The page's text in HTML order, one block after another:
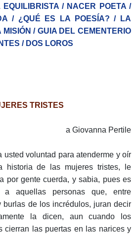
/ NACER POETA /
/ ¿QUÉ ES LA POESÍA? / LA
/ GUIA DEL CEMENTERIO
/ DOS LOROS
TRISTES
a Giovanna Pertile
usted voluntad para atenderme y oír
historia de las mujeres tristes, le
por gente cuerda, y sabia, pues es
a aquellas personas que, entre
burlas de los incrédulos, juran decir
la dicen, aun cuando los
cierran las puertas en las narices y